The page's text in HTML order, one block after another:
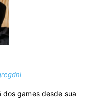
dos games desde sua